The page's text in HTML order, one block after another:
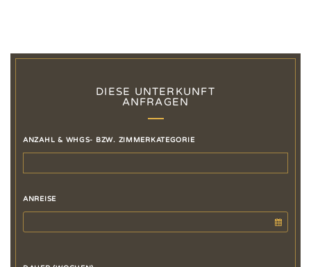
DIESE UNTERKUNFT
ANFRAGEN
ANZAHL & WHGS- BZW. ZIMMERKATEGORIE
ANREISE